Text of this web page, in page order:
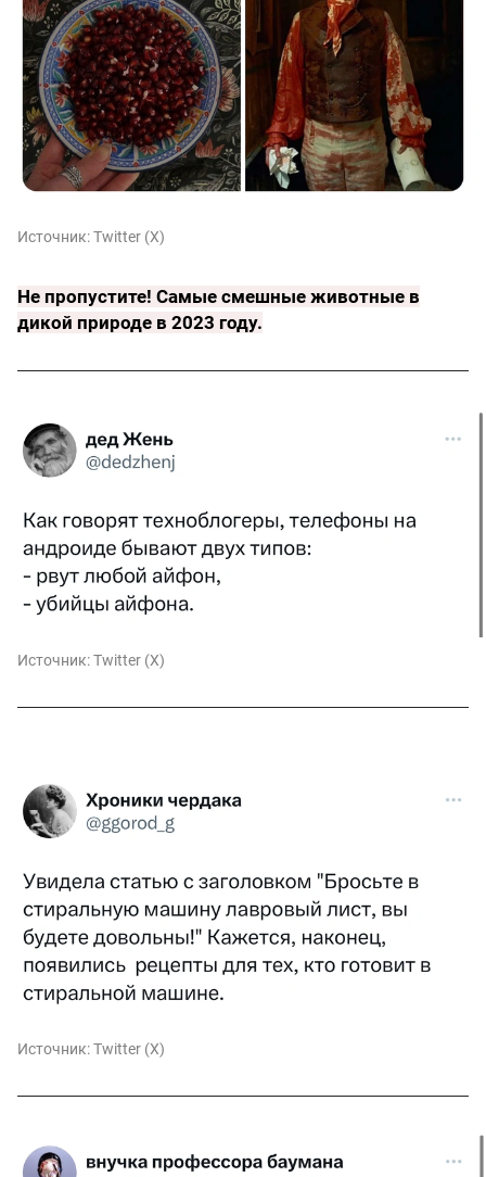
Источник:Twitter (X)
Не пропустите! Самые смешные животные в
дикой природе в 2023 году.
Источник:Twitter (X)
Источник:Twitter (X)